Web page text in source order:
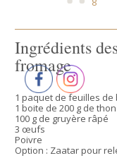
Ingrédients
fromage
1 paquet de feuilles de
1 boite de 200 g de thon
100 g de gruyère râpé
3 œufs
Poivre
Option : Zaatar pour